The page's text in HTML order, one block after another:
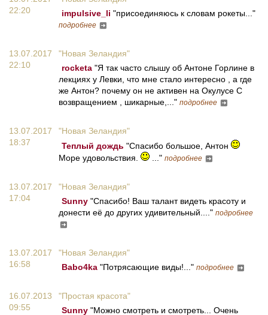
22:20
impulsive_li "присоединяюсь к словам рокеты..."
подробнее
13.07.2017
22:10
"Новая Зеландия"
rocketa "Я так часто слышу об Антоне Горлине в
лекциях у Левки, что мне стало интересно , а где
же Антон? почему он не активен на Окулусе С
возвращением , шикарные,..." подробнее
13.07.2017
18:37
"Новая Зеландия"
Теплый дождь "Спасибо большое, Антон
Море удовольствия.
..." подробнее
13.07.2017
17:04
"Новая Зеландия"
Sunny "Спасибо! Ваш талант видеть красоту и
донести её до других удивительный...." подробнее
13.07.2017
16:58
"Новая Зеландия"
Babo4ka "Потрясающие виды!..." подробнее
16.07.2013
09:55
"Простая красота"
Sunny "Можно смотреть и смотреть... Очень